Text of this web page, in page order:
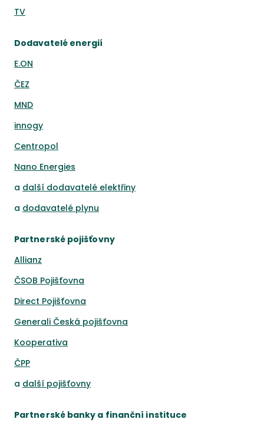
TV
Dodavatelé energií
E.ON
ČEZ
MND
innogy
Centropol
Nano Energies
a další dodavatelé elektřiny
a dodavatelé plynu
Partnerské pojišťovny
Allianz
ČSOB Pojišťovna
Direct Pojišťovna
Generali Česká pojišťovna
Kooperativa
ČPP
a další pojišťovny
Partnerské banky a finanční instituce